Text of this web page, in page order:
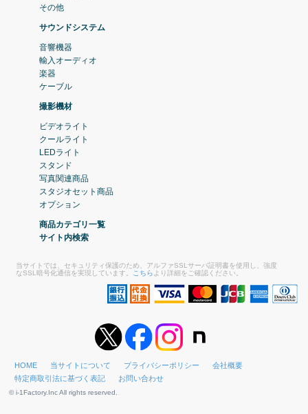
その他
サウンドシステム
音響機器
輸入オーディオ
楽器
ケーブル
撮影機材
ビデオライト
クールライト
LEDライト
スタンド
写真関連商品
スタジオセット商品
オプション
商品カテゴリ一覧
サイト内検索
当サイトでは、セキュリティ保護のため、アルファSSLサーバ証明書を使用し、強度
なSSL暗号化通信を実現しています。
こちら より詳細をご確認ください。
HOME 当サイトについて プライバシーポリシー
会社概要
特定商取引法に基づく表記
お問い合わせ
© i-1Factory.Inc All rights reserved.